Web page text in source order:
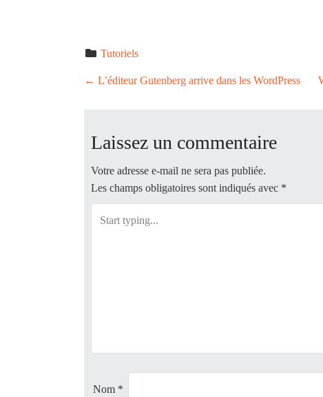
Tutoriels
P
s
n
a
← L’éditeur Gutenberg arrive dans les WordPress
Laissez un commentaire
Votre adresse e-mail ne sera pas publiée.
Les champs obligatoires sont indiqués avec *
Nom *